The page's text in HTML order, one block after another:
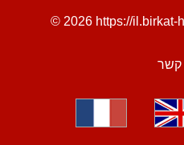
© 2026 https://il.birkat-
קשר